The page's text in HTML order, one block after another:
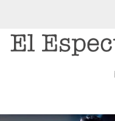
Saltar